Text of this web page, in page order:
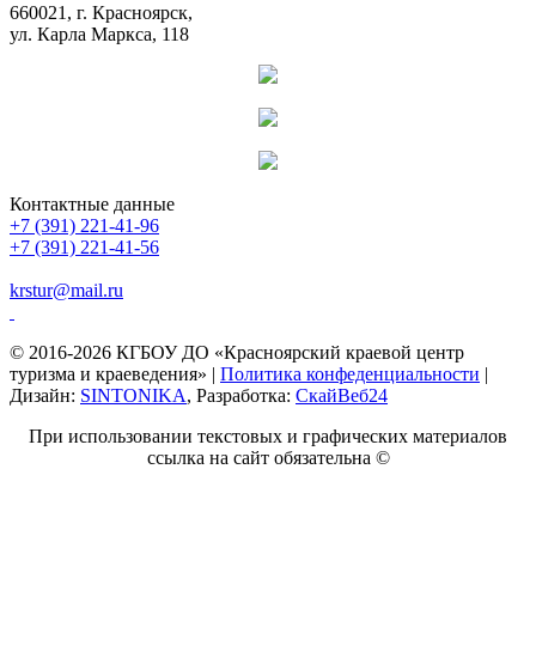
660021, г. Красноярск,
ул. Карла Маркса, 118
Контактные данные
+7 (391) 221-41-96
+7 (391) 221-41-56
krstur@mail.ru
© 2016-2026 КГБОУ ДО «Красноярский краевой центр
туризма и краеведения» | Политика конфеденциальности |
Дизайн: SINTONIKA, Разработка: СкайВеб24
При использовании текстовых и графических материалов
ссылка на сайт обязательна ©